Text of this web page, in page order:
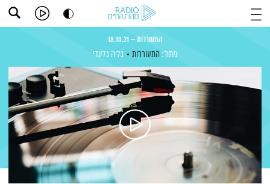
התעוררות – 18.10.21
מתוך: התעוררות גליה גלעדי